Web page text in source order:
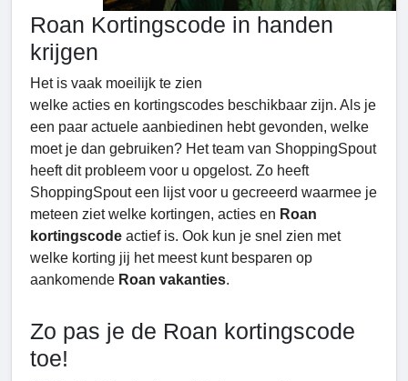
Roan Kortingscode in handen
krijgen
Het is vaak moeilijk te zien
welke acties en kortingscodes beschikbaar zijn. Als je
een paar actuele aanbiedinen hebt gevonden, welke
moet je dan gebruiken? Het team van ShoppingSpout
heeft dit probleem voor u opgelost. Zo heeft
ShoppingSpout een lijst voor u gecreeerd waarmee je
meteen ziet welke kortingen, acties en Roan
kortingscode actief is. Ook kun je snel zien met
welke korting jij het meest kunt besparen op
aankomende Roan vakanties.
Zo pas je de Roan kortingscode
toe!